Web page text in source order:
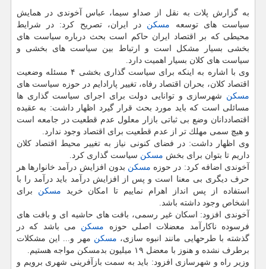
به گزارش پلات به نقل از صداو سیما، عباس آخوندی در همایش
سیاست های توسعه مسكن در ایران، تصریح كرد: در شرایط
محیطی كه بر اقتصاد ایران حاكم است بحث درباره سیاست های
بخشی بسیار مشكل است و ارتباط بین سیاست های بخشی و
سیاست های كلان بسیار اهمیت دارد.
وی با اشاره به اینكه برای سیاست گذاری بخشی ۴ مسئله وضعیت
اقتصاد كلان، بحران اقتصاد رفاه، تغییر پارادایم در حوزه سیاست های
مسكن شهرسازی و توانایی دولت برای اجرای سیاست گذاری ها
مسائلی است كه باید مورد بحث قرار گیرد اظهار داشت: به عقیده
اقتصاددانان وضع بی ثباتی بازار معلول عدم قطعیت در جامعه است
و هیچ سمی مهلك تر از عدم قطعیت برای اقتصاد وجود ندارد.
وی اظهار داشت: در فضای كنونی نیاز به تغییر محیط اقتصاد كلان
داریم تا بتوان برای بخش مسكن سیاست گذاری كرد.
آخوندی اضافه كرد: در حوزه مسكن بدون افزایش درآمد خانوارها هر
حرف دیگری بی معنا است و پس از افزایش درآمد باید درآمد را با
استفاده از پس انداز اهرام نماییم تا امكان خرید مسكن برای
اشخاص وجود داشته باشد.
آخوندی افزود: اسكان غیر رسمی، بافت های حاشیه ای و بافت های
فرسوده ناكارآمد معضلات اصلی حوزه مسكن می باشد كه در
گذشته با طرحهایی مانند انبوه سازی، مسكن مهر و... این مشكلات
برطرف نشده و هنوز با معضل ۱۹ میلیون بدمسكن مواجه هستیم.
وزیر راه و شهرسازی افزود: باید به سمت بازآفرینی شهری برویم و